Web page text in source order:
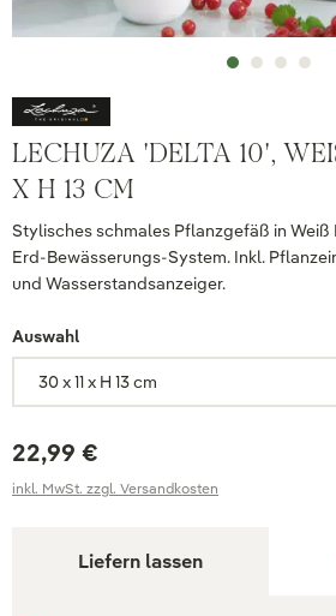
LECHUZA 'DELTA 10',
H 13 CM
Stylisches schmales Pflanzgefäß in
Erd-Bewässerungs-System. Inkl.
und Wasserstandsanzeiger.
Auswahl
22,99 €
inkl. MwSt. zzgl. Versandkosten
Liefern lassen